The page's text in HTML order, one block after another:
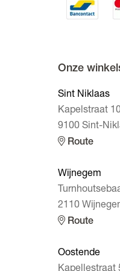
Onze
Sint Niklaas
Kapelstraat
9100 Sint-
Route
Wijnegem
2110
Route
Oostende